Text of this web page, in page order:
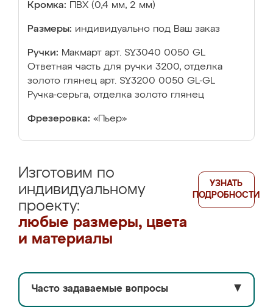
Кромка: ПВХ (0,4 мм, 2 мм)
Размеры: индивидуально под Ваш заказ
Ручки: Макмарт арт. SY3040 0050 GL
Ответная часть для ручки 3200, отделка
золото глянец арт. SY3200 0050 GL-GL
Ручка-серьга, отделка золото глянец
Фрезеровка: «Пьер»
Изготовим по
индивидуальному
проекту:
любые размеры, цвета
и материалы
УЗНАТЬ
ПОДРОБНОСТИ
Часто задаваемые вопросы ▼